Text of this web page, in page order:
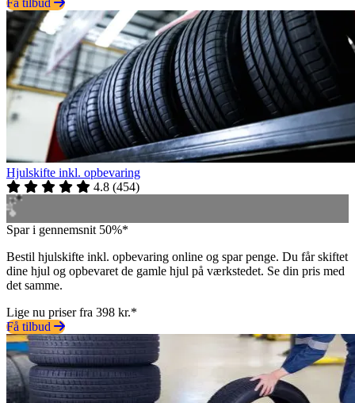
Hjulskifte inkl. opbevaring
4.8 (454)
Spar i gennemsnit 50%*
Bestil hjulskifte inkl. opbevaring online og spar penge. Du får skiftet
dine hjul og opbevaret de gamle hjul på værkstedet. Se din pris med
det samme.
Lige nu priser fra 398 kr.*
Få tilbud